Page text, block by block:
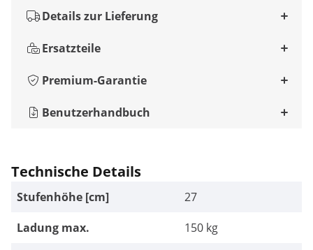
Details zur Lieferung
Ersatzteile
Premium-Garantie
Benutzerhandbuch
Technische Details
Stufenhöhe [cm]
27
Ladung max.
150 kg